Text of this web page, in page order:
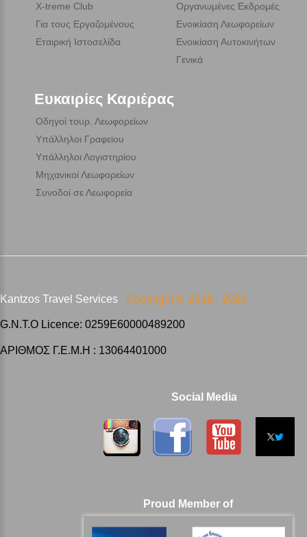
X-treme Club
Για τους Εργαζομένους
Εταιρική Ιστοσελίδα
Οργανωμένες Εκδρομές
Ενοικίαση Λεωφορείων
Ενοικίαση Αυτοκινήτων
Γενικά
Ευκαιρίες Καριέρας
Οδηγοί τουρ. Λεωφορείων
Υπάλληλοι Γραφείου
Υπάλληλοι Λογιστηρίου
Μηχανικοί Λεωφορείων
Συνοδοί σε Λεωφορεία
Kantzos Travel Services Copyright © 2016 - 2026
G.N.T.O Licence: 0259E60000489200
ΑΡΙΘΜΟΣ Γ.Ε.Μ.Η : 13064401000
Social Media
Proud Member of